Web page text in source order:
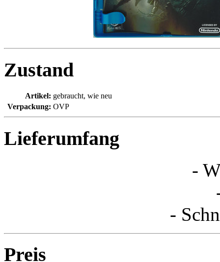
Zustand
Artikel: gebraucht, wie neu
Verpackung: OVP
Lieferumfang
-
-
Preis